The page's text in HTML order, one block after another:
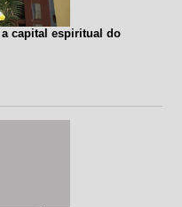
a capital espiritual do